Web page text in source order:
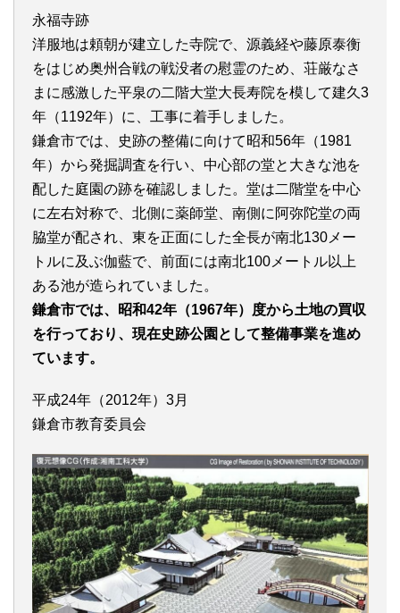
永福寺跡
洋服地は頼朝が建立した寺院で、源義経や藤原泰衡
をはじめ奥州合戦の戦没者の慰霊のため、荘厳なさ
まに感激した平泉の二階大堂大長寿院を模して建久3
年（1192年）に、工事に着手しました。
鎌倉市では、史跡の整備に向けて昭和56年（1981
年）から発掘調査を行い、中心部の堂と大きな池を
配した庭園の跡を確認しました。堂は二階堂を中心
に左右対称で、北側に薬師堂、南側に阿弥陀堂の両
脇堂が配され、東を正面にした全長が南北130メー
トルに及ぶ伽藍で、前面には南北100メートル以上
ある池が造られていました。
鎌倉市では、昭和42年（1967年）度から土地の買収
を行っており、現在史跡公園として整備事業を進め
ています。
平成24年（2012年）3月
鎌倉市教育委員会